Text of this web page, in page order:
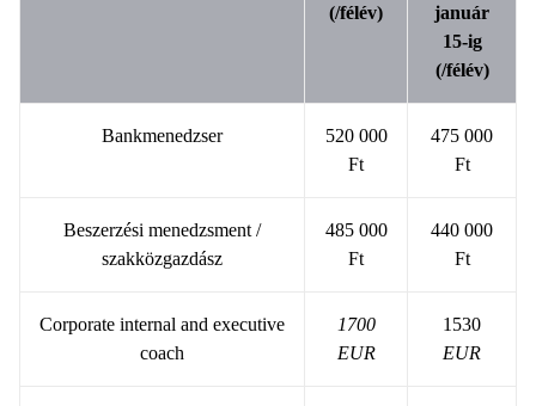
(/félév)
január
15-ig
(/félév)
Bankmenedzser
520 000
Ft
475 000
Ft
Beszerzési menedzsment /
szakközgazdász
485 000
Ft
440 000
Ft
Corporate internal and executive
coach
1700
EUR
1530
EUR